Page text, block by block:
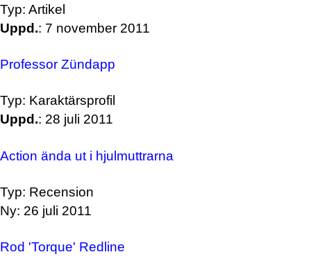
Typ: Artikel
Uppd.: 7 november 2011
Professor Zündapp
Typ: Karaktärsprofil
Uppd.: 28 juli 2011
Action ända ut i hjulmuttrarna
Typ: Recension
Ny: 26 juli 2011
Rod 'Torque' Redline